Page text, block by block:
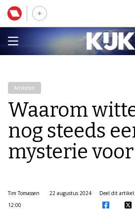
Artikelen
Waarom
nog steeds
mysterie
Tim Tomassen
22 augustus 2024
12:00
Deel dit artikel: